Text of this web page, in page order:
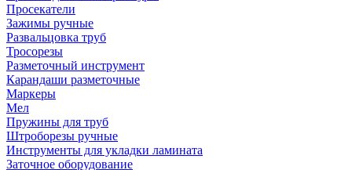
Просекатели
Зажимы ручные
Развальцовка труб
Тросорезы
Разметочный инструмент
Карандаши разметочные
Маркеры
Мел
Пружины для труб
Штроборезы ручные
Инструменты для укладки ламината
Заточное оборудование